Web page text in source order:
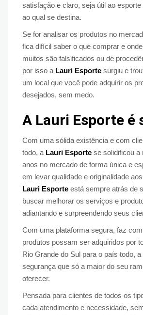
satisfação e claro, seja útil ao esporte
ao qual se destina.
Se for analisar os produtos no
fica difícil saber o que comprar e
muitos são falsificados ou de
por isso a Lauri Esporte surgiu e
um local que você pode adquirir os
desejados, sem medo.
A Lauri Esporte é
Com uma sólida existência e com
todo, a Lauri Esporte se solidificou a
anos no mercado de forma única e
em levar qualidade e originalidade
Lauri Esporte está sempre atrás de
buscar melhorar os serviços e
adiantando e surpreendendo seus
Com uma plataforma segura, faz
produtos possam ser adquiridos por
Rio Grande do Sul para o país todo, a
segurança que só a maior do seu
oferecer.
Pensada para clientes de todos os
cada atendimento e necessidade,